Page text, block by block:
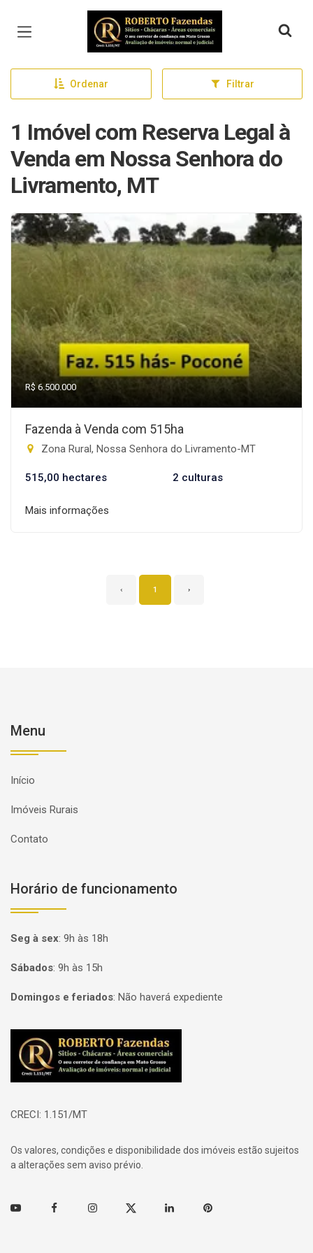
Página inicial
Ordenar Filtrar
1 Imóvel com Reserva Legal à
Venda em Nossa Senhora do
Livramento, MT
R$ 6.500.000
Fazenda à Venda com 515ha
Zona Rural, Nossa Senhora do Livramento-MT
515,00 hectares 2 culturas
Mais informações
‹ 1 ›
Menu
Início
Imóveis Rurais
Contato
Horário de funcionamento
Seg à sex: 9h às 18h
Sábados: 9h às 15h
Domingos e feriados: Não haverá expediente
Página inicial
CRECI: 1.151/MT
Os valores, condições e disponibilidade dos imóveis estão sujeitos
a alterações sem aviso prévio.
Youtube FacebookInstagramTwitter Linkedin Pinterest